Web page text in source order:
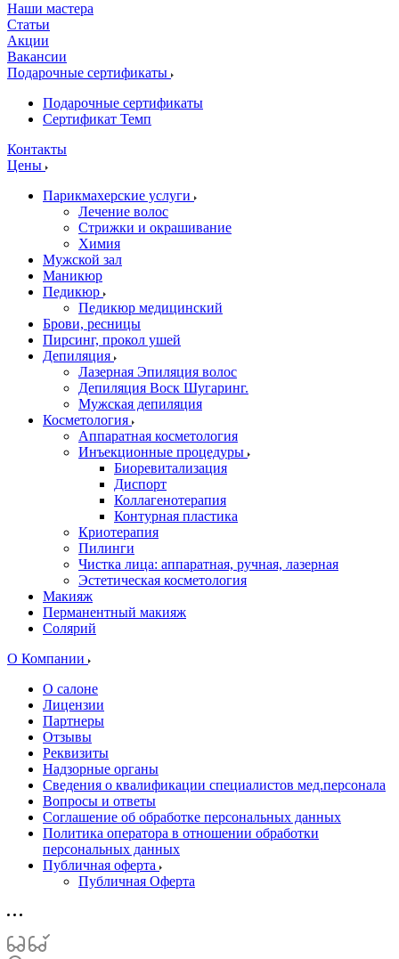
Наши мастера
Статьи
Акции
Вакансии
Подарочные сертификаты
Подарочные сертификаты
Сертификат Темп
Контакты
Цены
Парикмахерские услуги
Лечение волос
Стрижки и окрашивание
Химия
Мужской зал
Маникюр
Педикюр
Педикюр медицинский
Брови, ресницы
Пирсинг, прокол ушей
Депиляция
Лазерная Эпиляция волос
Депиляция Воск Шугаринг.
Мужская депиляция
Косметология
Аппаратная косметология
Инъекционные процедуры
Биоревитализация
Диспорт
Коллагенотерапия
Контурная пластика
Криотерапия
Пилинги
Чистка лица: аппаратная, ручная, лазерная
Эстетическая косметология
Макияж
Перманентный макияж
Солярий
О Компании
О салоне
Лицензии
Партнеры
Отзывы
Реквизиты
Надзорные органы
Сведения о квалификации специалистов мед.персонала
Вопросы и ответы
Соглашение об обработке персональных данных
Политика оператора в отношении обработки
персональных данных
Публичная оферта
Публичная Оферта